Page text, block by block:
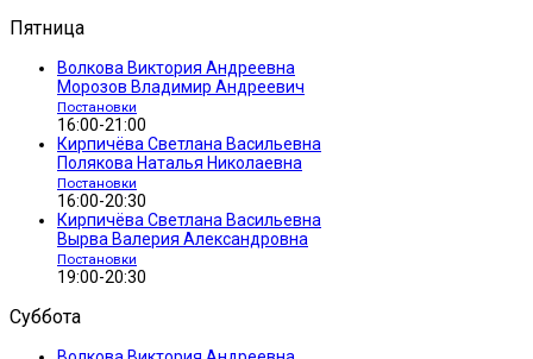
Пятница
Волкова Виктория Андреевна
Морозов Владимир Андреевич
Постановки
16:00-21:00
Кирпичёва Светлана Васильевна
Полякова Наталья Николаевна
Постановки
16:00-20:30
Кирпичёва Светлана Васильевна
Вырва Валерия Александровна
Постановки
19:00-20:30
Суббота